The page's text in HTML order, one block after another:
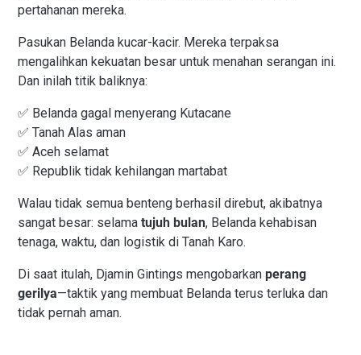
pertahanan mereka.
Pasukan Belanda kucar-kacir. Mereka terpaksa
mengalihkan kekuatan besar untuk menahan serangan ini.
Dan inilah titik baliknya:
✅ Belanda gagal menyerang Kutacane
✅ Tanah Alas aman
✅ Aceh selamat
✅ Republik tidak kehilangan martabat
Walau tidak semua benteng berhasil direbut, akibatnya
sangat besar: selama tujuh bulan, Belanda kehabisan
tenaga, waktu, dan logistik di Tanah Karo.
Di saat itulah, Djamin Gintings mengobarkan perang
gerilya—taktik yang membuat Belanda terus terluka dan
tidak pernah aman.